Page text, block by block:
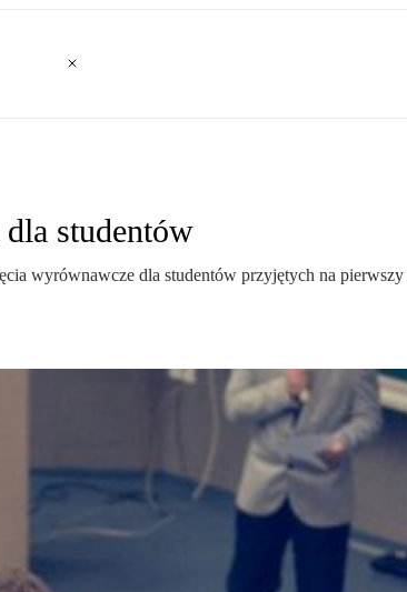
studentów
wyrównawcze dla studentów przyjętych na